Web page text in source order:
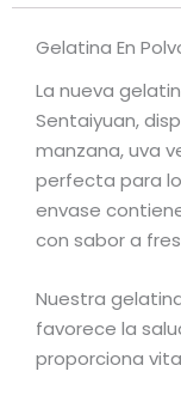
Gelatina En
La nueva
Sentaiyuan,
manzana, uva
perfecta para
envase
con sabor a
Nuestra
favorece la
proporciona